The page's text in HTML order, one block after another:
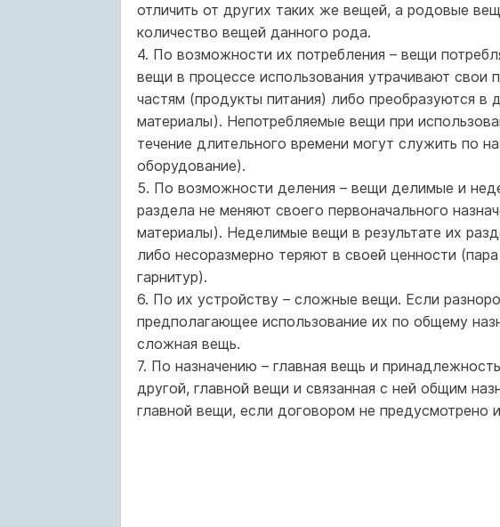
отличить от других таких же вещей, а родовые
количество вещей данного рода.
4. По возможности их потребления – вещи
вещи в процессе использования утрачивают свои
частям (продукты питания) либо преобразуются
материалы). Непотребляемые вещи при
течение длительного времени могут служить по
оборудование).
5. По возможности деления – вещи делимые и
раздела не меняют своего первоначального
материалы). Неделимые вещи в результате их
либо несоразмерно теряют в своей ценности
гарнитур).
6. По их устройству – сложные вещи. Если
предполагающее использование их по общему
сложная вещь.
7. По назначению – главная вещь и
другой, главной вещи и связанная с ней общим
главной вещи, если договором не предусмотрено